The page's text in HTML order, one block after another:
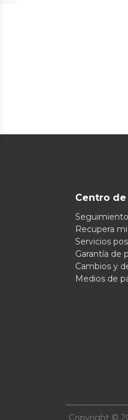
Centro
Recupera
Servicios
Garantía de
Cambios y
Medios de
Copyright ©